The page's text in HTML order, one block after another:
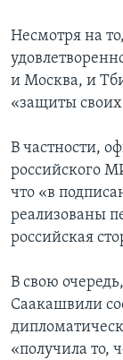
Несмотря на
и Москва, и
«защиты
В частности,
российского
что «в
реализованы
российская
В свою
Саакашвили
«получила то,